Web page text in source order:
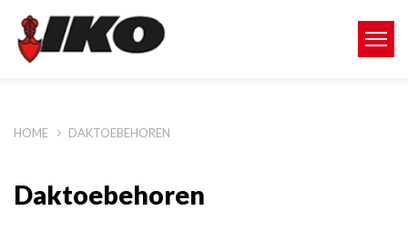
HOME DAKTOEBEHOREN
Daktoebehoren